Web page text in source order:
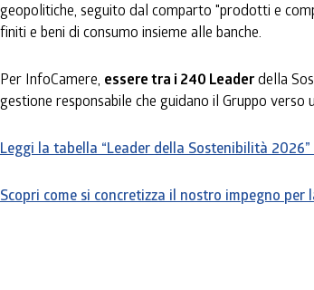
geopolitiche, seguito dal comparto "prodotti e
finiti e beni di consumo insieme alle banche.
Per InfoCamere, essere tra i 240 Leaderdella
gestione responsabile che guidano il Gruppo verso
Leggi la tabella “Leader della Sostenibilità
Scopri come si concretizza il nostro impegno per